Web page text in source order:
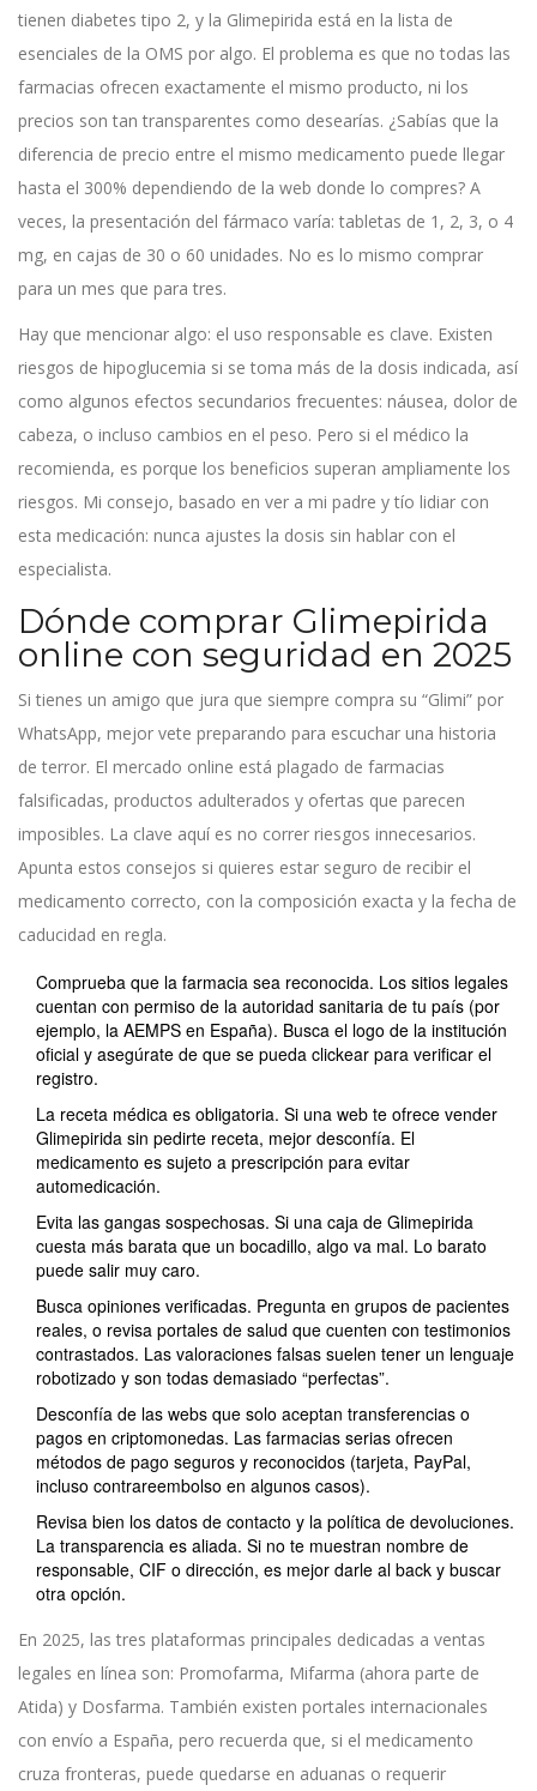
tienen diabetes tipo 2, y la Glimepirida está en la lista de
esenciales de la OMS por algo. El problema es que no todas las
farmacias ofrecen exactamente el mismo producto, ni los
precios son tan transparentes como desearías. ¿Sabías que la
diferencia de precio entre el mismo medicamento puede llegar
hasta el 300% dependiendo de la web donde lo compres? A
veces, la presentación del fármaco varía: tabletas de 1, 2, 3, o 4
mg, en cajas de 30 o 60 unidades. No es lo mismo comprar
para un mes que para tres.
Hay que mencionar algo: el uso responsable es clave. Existen
riesgos de hipoglucemia si se toma más de la dosis indicada, así
como algunos efectos secundarios frecuentes: náusea, dolor de
cabeza, o incluso cambios en el peso. Pero si el médico la
recomienda, es porque los beneficios superan ampliamente los
riesgos. Mi consejo, basado en ver a mi padre y tío lidiar con
esta medicación: nunca ajustes la dosis sin hablar con el
especialista.
Dónde comprar Glimepirida
online con seguridad en 2025
Si tienes un amigo que jura que siempre compra su “Glimi” por
WhatsApp, mejor vete preparando para escuchar una historia
de terror. El mercado online está plagado de farmacias
falsificadas, productos adulterados y ofertas que parecen
imposibles. La clave aquí es no correr riesgos innecesarios.
Apunta estos consejos si quieres estar seguro de recibir el
medicamento correcto, con la composición exacta y la fecha de
caducidad en regla.
Comprueba que la farmacia sea reconocida. Los sitios legales
cuentan con permiso de la autoridad sanitaria de tu país (por
ejemplo, la AEMPS en España). Busca el logo de la institución
oficial y asegúrate de que se pueda clickear para verificar el
registro.
La receta médica es obligatoria. Si una web te ofrece vender
Glimepirida sin pedirte receta, mejor desconfía. El
medicamento es sujeto a prescripción para evitar
automedicación.
Evita las gangas sospechosas. Si una caja de Glimepirida
cuesta más barata que un bocadillo, algo va mal. Lo barato
puede salir muy caro.
Busca opiniones verificadas. Pregunta en grupos de pacientes
reales, o revisa portales de salud que cuenten con testimonios
contrastados. Las valoraciones falsas suelen tener un lenguaje
robotizado y son todas demasiado “perfectas”.
Desconfía de las webs que solo aceptan transferencias o
pagos en criptomonedas. Las farmacias serias ofrecen
métodos de pago seguros y reconocidos (tarjeta, PayPal,
incluso contrareembolso en algunos casos).
Revisa bien los datos de contacto y la política de devoluciones.
La transparencia es aliada. Si no te muestran nombre de
responsable, CIF o dirección, es mejor darle al back y buscar
otra opción.
En 2025, las tres plataformas principales dedicadas a ventas
legales en línea son: Promofarma, Mifarma (ahora parte de
Atida) y Dosfarma. También existen portales internacionales
con envío a España, pero recuerda que, si el medicamento
cruza fronteras, puede quedarse en aduanas o requerir